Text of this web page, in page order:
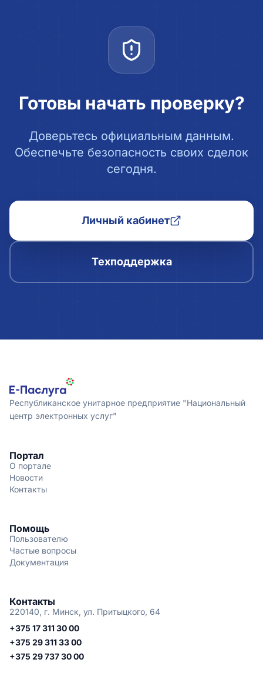
Готовы начать проверку?
Доверьтесь официальным данным.
Обеспечьте безопасность своих сделок
сегодня.
Личный кабинет
Техподдержка
Республиканское унитарное предприятие "Национальный
центр электронных услуг"
Портал
О портале
Новости
Контакты
Помощь
Пользователю
Частые вопросы
Документация
Контакты
220140, г. Минск, ул. Притыцкого, 64
+375 17 311 30 00
+375 29 311 33 00
+375 29 737 30 00